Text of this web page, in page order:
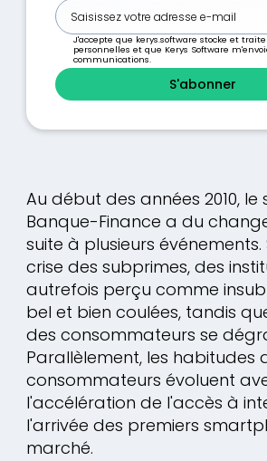
J'accepte que kerys.software stocke et
personnelles et que Kerys Software
communications.
Au début des années 2010,
Banque-Finance a du
suite à plusieurs événements.
crise des subprimes, des
autrefois perçu comme
bel et bien coulées, tandis
des consommateurs se
Parallèlement, les habitudes
consommateurs évoluent
l'accélération de l'accès à
l'arrivée des premiers
marché.